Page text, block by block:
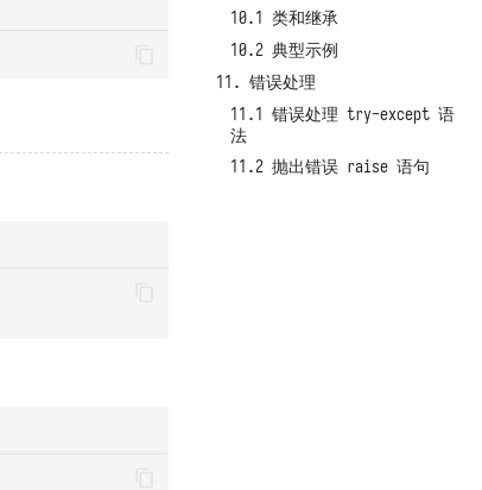
10.1 类和继承
10.2 典型示例
11. 错误处理
11.1 错误处理 try-except 语
法
11.2 抛出错误 raise 语句